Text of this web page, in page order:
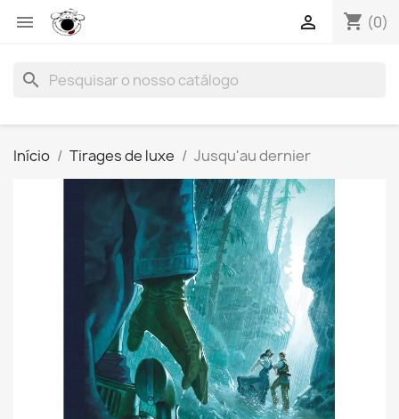
 shopping_cart (0)

search
Início Tirages de luxe Jusqu'au dernier